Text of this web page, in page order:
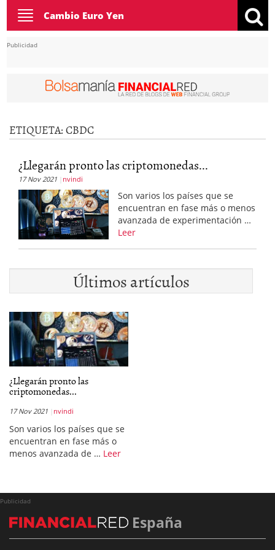
Toggle
navigation
Cambio Euro Yen
Publicidad
ETIQUETA:CBDC
¿Llegarán pronto las criptomonedas...
17 Nov 2021 nvindi
Son varios los países que se
encuentran en fase más o menos
avanzada de experimentación …
Leer
Últimos artículos
¿Llegarán pronto las
criptomonedas...
17 Nov 2021 nvindi
Son varios los países que se
encuentran en fase más o
menos avanzada de … Leer
Publicidad
España